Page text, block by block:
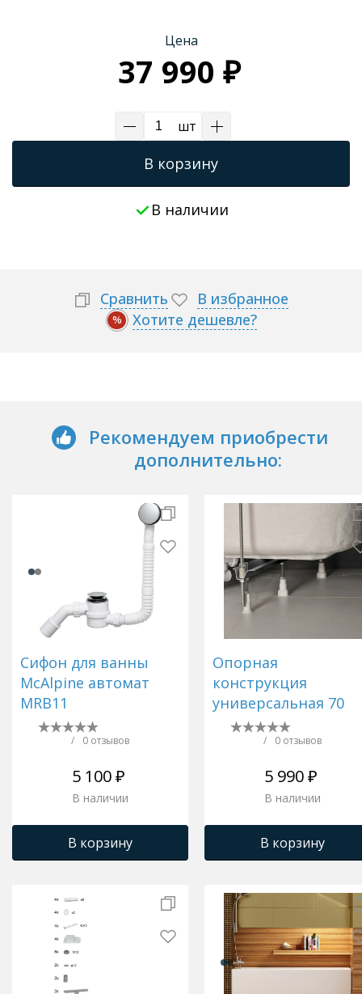
Цена
37 990 ₽
шт
В корзину
В наличии
Сравнить В избранное
% Хотите дешевле?
Рекомендуем приобрести
дополнительно:
Сифон для ванны
McAlpine автомат
MRB11
/ 0 отзывов
5 100 ₽
В наличии
В корзину
Опоpная
констpукция
универсальная 70
/ 0 отзывов
5 990 ₽
В наличии
В корзину